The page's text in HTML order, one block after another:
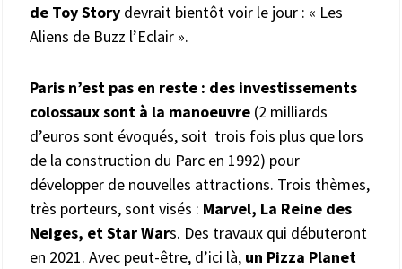
de Toy Story devrait bientôt voir le jour : « Les
Aliens de Buzz l’Eclair ».
Paris n’est pas en reste : des investissements
colossaux sont à la manoeuvre (2 milliards
d’euros sont évoqués, soit trois fois plus que lors
de la construction du Parc en 1992) pour
développer de nouvelles attractions. Trois thèmes,
très porteurs, sont visés : Marvel, La Reine des
Neiges, et Star Wars. Des travaux qui débuteront
en 2021. Avec peut-être, d’ici là, un Pizza Planet